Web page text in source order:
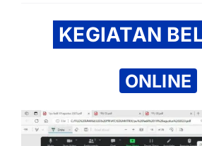
KEGIATAN
ONLINE